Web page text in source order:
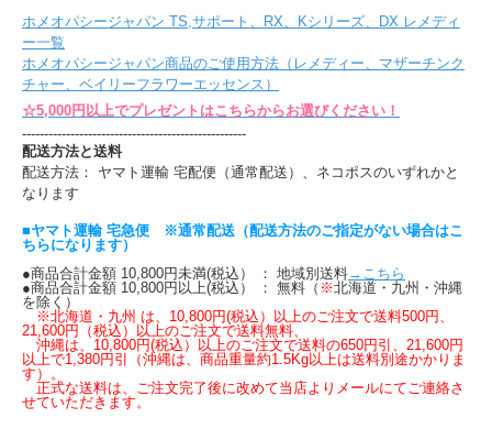
ホメオパシージャパン TS,サポート、RX、Kシリーズ、DX レメディ
ー一覧
ホメオパシージャパン商品のご使用方法（レメディー、マザーチンク
チャー、ベイリーフラワーエッセンス）
☆5,000円以上でプレゼントはこちらからお選びください！
---------------------------------------------------
配送方法と送料
配送方法： ヤマト運輸 宅配便（通常配送）、ネコポスのいずれかと
なります
■ヤマト運輸 宅急便 ※通常配送（配送方法のご指定がない場合はこ
ちらになります）
●商品合計金額 10,800円未満(税込） ： 地域別送料→こちら
●商品合計金額 10,800円以上(税込） ： 無料（ ※北海道・九州・沖縄
を除く）
※北海道・九州 は、10,800円(税込）以上のご注文で送料500円、
21,600円（税込）以上のご注文で送料無料、
沖縄は、10,800円(税込）以上のご注文で送料の650円引、21,600円
以上で1,380円引（沖縄は、商品重量約1.5Kg以上は送料別途かかりま
す）。
正式な送料は、ご注文完了後に改めて当店よりメールにてご連絡さ
せていただきます。